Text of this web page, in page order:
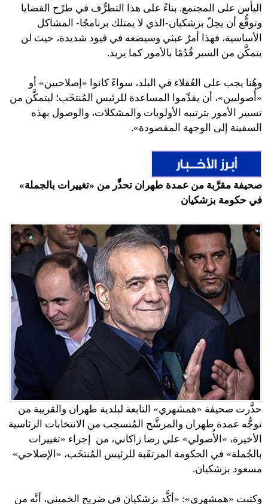
اليأس على المجتمع. بناءً على هذا التطرُّف في طرْح القضايا
وتوقُّع أن يحِلّ بزشكيان-الذي لا يمتلك برنامجًا- المشاكل
الأساسية، فهذا أمرٌ عبثي وسيضعه في قيود شديدة، حيث لن
يتمكَّن من السير قُدُمًا بالأمور كما يريد.
وهُنا يجب على العُقلاء في البلد، سواءً كانوا «إصلاحيين» أو
«أُصوليين»، أن يقدِّموا المساعدة للرئيس المُنتخَب؛ ليتمكَّن من
تسيير الأمور بترتيبه الأولويات والمشكلات، والوصول بهذه
السفينة إلى الوجهة المقصودة».
صحيفة مقرَّبة من عمدة طهران تحذِّر من «تغييرات بالجملة»
في حكومة بزشكيان
حذَّرت صحيفة «همشهري» التابعة لبلدية طهران والقريبة من
توجُّه عمدة طهران والمرشَّح المُنسحِب من الانتخابات الرئاسية
الأخيرة، «الأُصولي» علي رضا زاكاني، من إجراء «تغييرات
بالجُملة» في الحكومة المرتقَبة للرئيس المُنتخَب، «الإصلاحي»
مسعود بزشكيان.
وكتبت «همشهري»: «أكَّد بزشكيان في ضريح الخميني، أنَّه من